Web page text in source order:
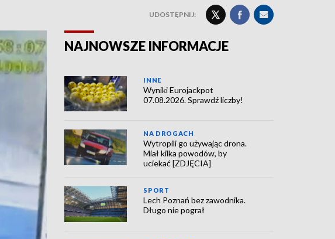
UDOSTĘPNIJ:
NAJNOWSZE INFORMACJE
INNE
Wyniki Eurojackpot
07.08.2026. Sprawdź liczby!
NA DROGACH
Wytropili go używając drona.
Miał kilka powodów, by
uciekać [ZDJĘCIA]
SPORT
Lech Poznań bez zawodnika.
Długo nie pograł